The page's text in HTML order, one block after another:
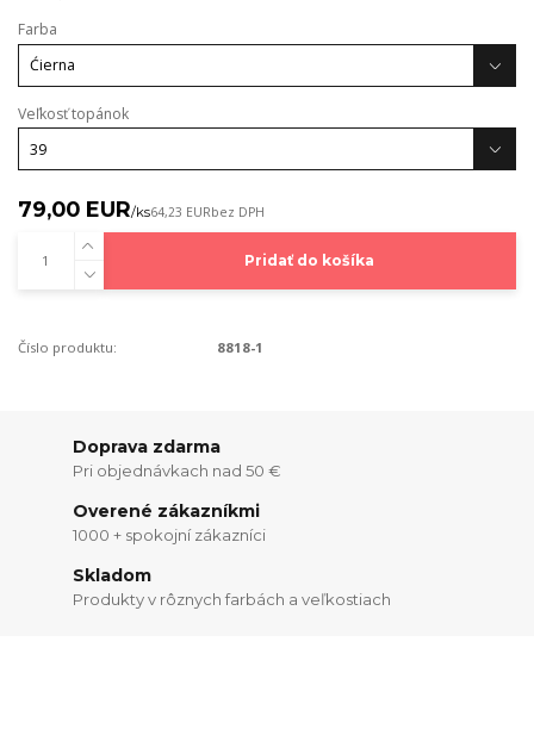
Farba
Veľkosť topánok
79,00 EUR/ks64,23 EURbez DPH
Pridať do košíka
Číslo produktu: 8818-1
Doprava zdarma
Pri objednávkach nad 50 €
Overené zákazníkmi
1000 + spokojní zákazníci
Skladom
Produkty v rôznych farbách a veľkostiach